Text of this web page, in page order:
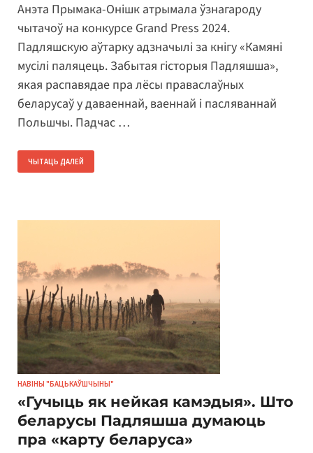
Анэта Прымака-Онішк атрымала ўзнагароду
чытачоў на конкурсе Grand Press 2024.
Падляшскую аўтарку адзначылі за кнігу «Камяні
мусілі паляцець. Забытая гісторыя Падляшша»,
якая распавядае пра лёсы праваслаўных
беларусаў у даваеннай, ваеннай і пасляваннай
Польшчы. Падчас …
ЧЫТАЦЬ ДАЛЕЙ
НАВІНЫ "БАЦЬКАЎШЧЫНЫ"
«Гучыць як нейкая камэдыя». Што
беларусы Падляшша думаюць
пра «карту беларуса»